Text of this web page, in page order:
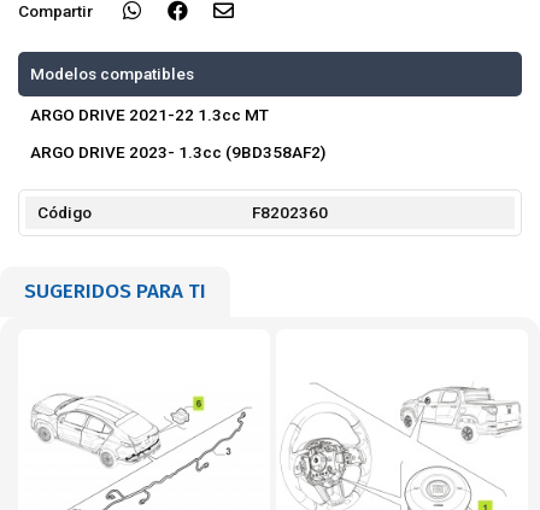
Compartir
Modelos compatibles
ARGO DRIVE 2021-22 1.3cc MT
ARGO DRIVE 2023- 1.3cc (9BD358AF2)
Código F8202360
SUGERIDOS PARA TI